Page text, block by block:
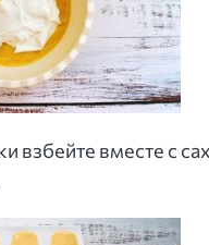
взбейте вместе с